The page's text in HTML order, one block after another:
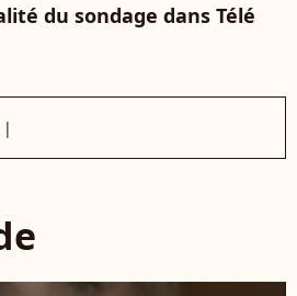
du sondage dans Télé
|